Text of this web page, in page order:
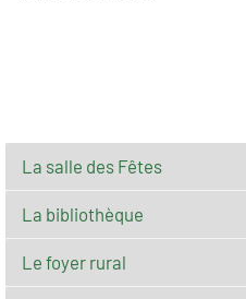
La salle des Fêtes
La bibliothèque
Le foyer rural